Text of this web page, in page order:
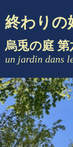
終わりの
烏兎の庭 第
un jardin dans